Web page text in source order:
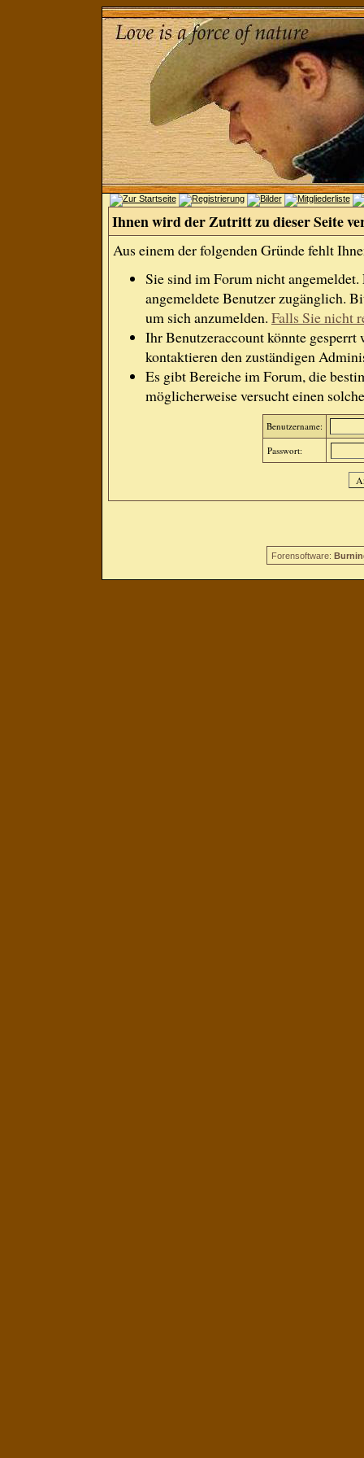
Ihnen wird der Zutritt zu dieser Seite
Aus einem der folgenden Gründe fehlt
Sie sind im Forum nicht
angemeldete Benutzer zugänglich.
um sich anzumelden. Falls Sie nicht
Ihr Benutzeraccount könnte gesperrt
kontaktieren den zuständigen
Es gibt Bereiche im Forum, die
möglicherweise versucht einen
Benutzername:
Passwort:
Forensoftware: